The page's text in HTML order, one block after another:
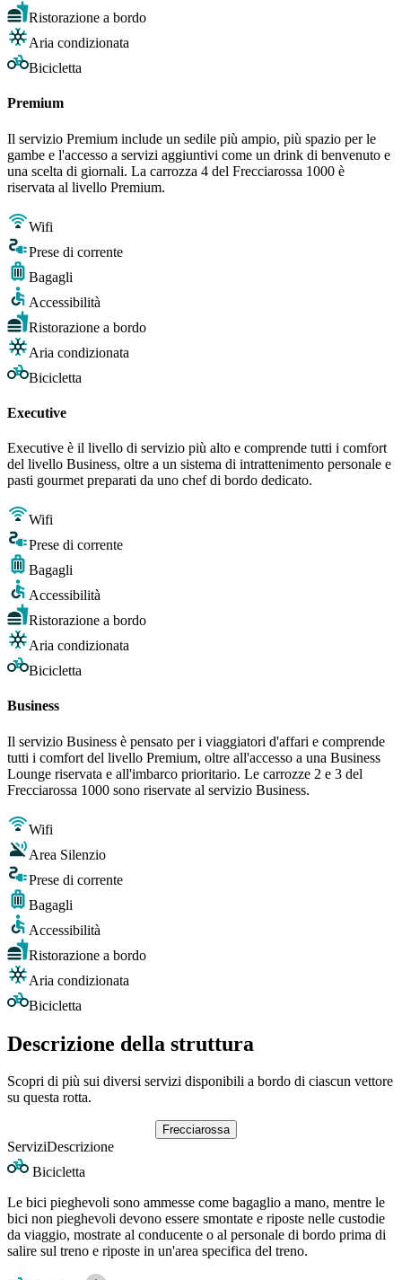
Ristorazione a bordo
Aria condizionata
Bicicletta
Premium
Il servizio Premium include un sedile più ampio, più spazio per le
gambe e l'accesso a servizi aggiuntivi come un drink di benvenuto e
una scelta di giornali. La carrozza 4 del Frecciarossa 1000 è
riservata al livello Premium.
Wifi
Prese di corrente
Bagagli
Accessibilità
Ristorazione a bordo
Aria condizionata
Bicicletta
Executive
Executive è il livello di servizio più alto e comprende tutti i comfort
del livello Business, oltre a un sistema di intrattenimento personale e
pasti gourmet preparati da uno chef di bordo dedicato.
Wifi
Prese di corrente
Bagagli
Accessibilità
Ristorazione a bordo
Aria condizionata
Bicicletta
Business
Il servizio Business è pensato per i viaggiatori d'affari e comprende
tutti i comfort del livello Premium, oltre all'accesso a una Business
Lounge riservata e all'imbarco prioritario. Le carrozze 2 e 3 del
Frecciarossa 1000 sono riservate al servizio Business.
Wifi
Area Silenzio
Prese di corrente
Bagagli
Accessibilità
Ristorazione a bordo
Aria condizionata
Bicicletta
Descrizione della struttura
Scopri di più sui diversi servizi disponibili a bordo di ciascun vettore
su questa rotta.
Frecciarossa
ServiziDescrizione
Bicicletta
Le bici pieghevoli sono ammesse come bagaglio a mano, mentre le
bici non pieghevoli devono essere smontate e riposte nelle custodie
da viaggio, mostrate al conducente o al personale di bordo prima di
salire sul treno e riposte in un'area specifica del treno.